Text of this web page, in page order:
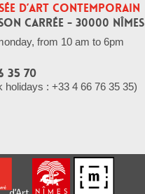
D’ART CONTEMPORAIN
CARRÉE - 30000 NÎMES
from 10 am to 6pm
35 70
holidays : +33 4 66 76 35 35)